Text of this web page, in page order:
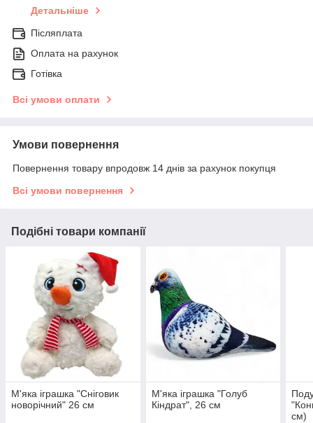
Детальніше
Післяплата
Оплата на рахунок
Готівка
Всі умови оплати
Умови повернення
Повернення товару впродовж 14 днів за рахунок покупця
Всі умови повернення
Подібні товари компанії
М'яка іграшка "Сніговик
новорічний" 26 см
М'яка іграшка "Голуб
Кіндрат", 26 см
см)